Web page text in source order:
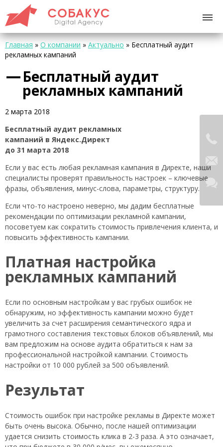
Главная » О компании » Актуально » Бесплатный аудит
рекламных кампаний
Бесплатный аудит
рекламных кампаний
2 марта 2018
Бесплатный аудит рекламных
кампаний в Яндекс.Директ
до 31 марта 2018
Если у вас есть любая рекламная кампания в Директе, наши
специалисты проверят правильность настроек – ключевые
фразы, объявления, минус-слова, параметры, структуру.
Если что-то настроено неверно, мы дадим бесплатные
рекомендации по оптимизации рекламной кампании,
посоветуем как сократить стоимость привлечения клиента, и
повысить эффективность кампании.
Платная настройка
рекламных кампаний
Если по основным настройкам у вас грубых ошибок не
обнаружим, но эффективность кампании можно будет
увеличить за счет расширения семантического ядра и
грамотного составления текстовых блоков объявлений, мы
вам предложим на основе аудита обратиться к нам за
профессиональной настройкой кампании. Стоимость
настройки от 10 000 рублей за 500 объявлений.
Результат
Стоимость ошибок при настройке рекламы в Директе может
быть очень высока. Обычно, после нашей оптимизации
удается снизить стоимость клика в 2-3 раза. А это означает,